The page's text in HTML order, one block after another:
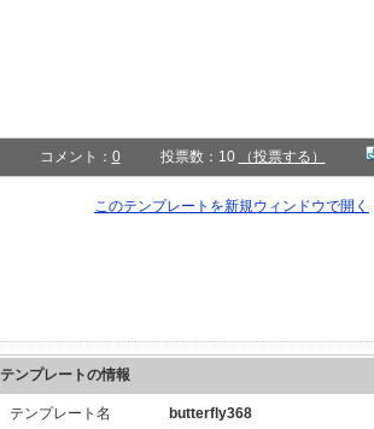
コメント： 0 投票数：10 （投票する）
このテンプレートを新規ウィンドウで開く
テンプレートの情報
テンプレート名 butterfly368